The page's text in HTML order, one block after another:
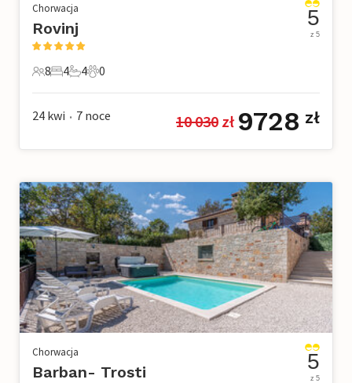
Chorwacja
Rovinj
8 Goście
8
4 Sypialnie
4
4 Łazienki
4
0 Zwierzęta domowe
0
5
z 5
24 kwi • 7 noce 10 030 zł 9728 zł
Chorwacja
Barban- Trosti 5
z 5